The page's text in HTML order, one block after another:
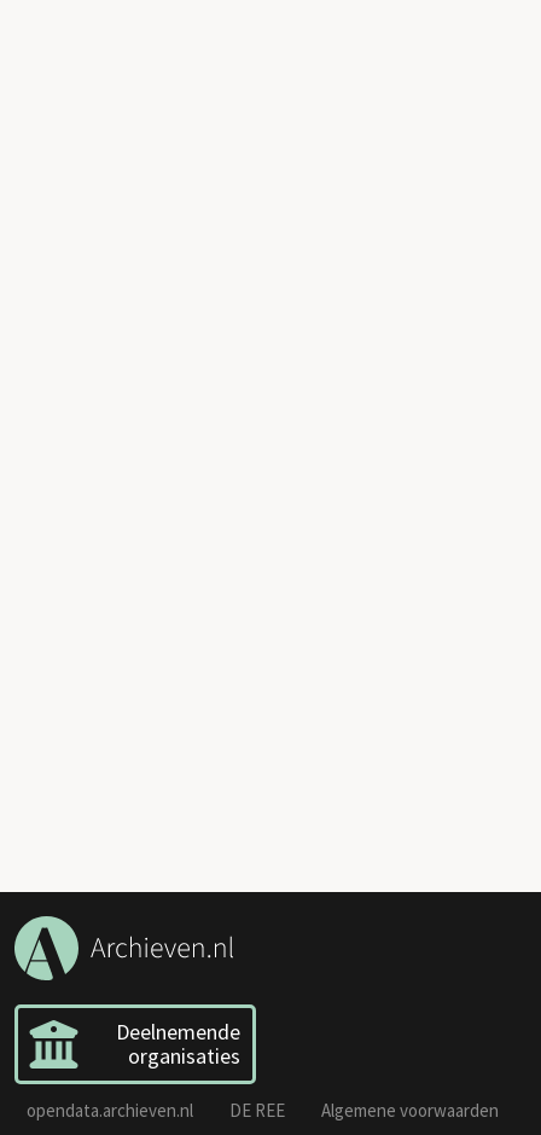
Deelnemende
organisaties
opendata.archieven.nl DE REE
Algemene voorwaarden